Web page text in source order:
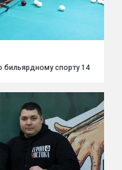
бильярдному спорту 14